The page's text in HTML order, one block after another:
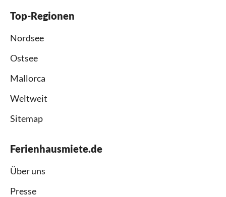
Top-Regionen
Nordsee
Ostsee
Mallorca
Weltweit
Sitemap
Ferienhausmiete.de
Über uns
Presse